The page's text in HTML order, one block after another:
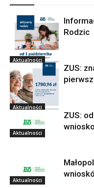
Aktualności
Rodzic
Aktualności
ZUS:
Aktualności
ZUS:
Aktualności